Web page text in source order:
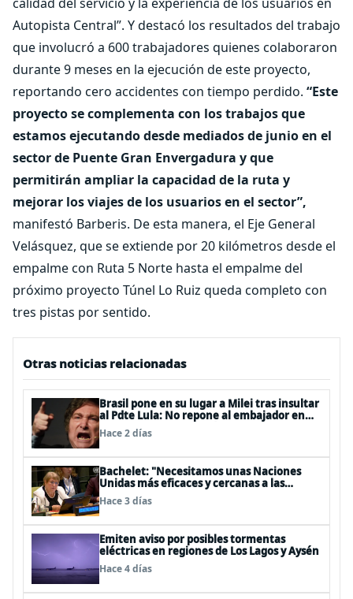
Autopista Central”. Y destacó los resultados del trabajo
que involucró a 600 trabajadores quienes colaboraron
durante 9 meses en la ejecución de este proyecto,
reportando cero accidentes con tiempo perdido. “Este
proyecto se complementa con los trabajos que
estamos ejecutando desde mediados de junio en el
sector de Puente Gran Envergadura y que
permitirán ampliar la capacidad de la ruta y
mejorar los viajes de los usuarios en el sector”,
manifestó Barberis. De esta manera, el Eje General
Velásquez, que se extiende por 20 kilómetros desde el
empalme con Ruta 5 Norte hasta el empalme del
próximo proyecto Túnel Lo Ruiz queda completo con
tres pistas por sentido.
Otras noticias relacionadas
Brasil pone en su lugar a Milei tras insultar
al Pdte Lula: No repone al embajador en
BBSS y rebaja la relación bilateral
Hace 2 días
Bachelet: "Necesitamos unas Naciones
Unidas más eficaces y cercanas a las
personas"
Hace 3 días
Emiten aviso por posibles tormentas
eléctricas en regiones de Los Lagos y Aysén
Hace 4 días